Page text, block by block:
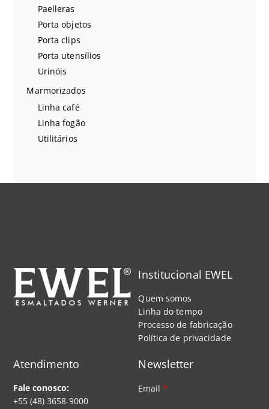
Paelleras
Porta objetos
Porta clips
Porta utensílios
Urinóis
Marmorizados
Linha café
Linha fogão
Utilitários
Institucional EWEL
Quem somos
Linha do tempo
Processo de fabricação
Política de privacidade
Atendimento
Fale conosco:
+55 (48) 3658-9000
Newsletter
Email*